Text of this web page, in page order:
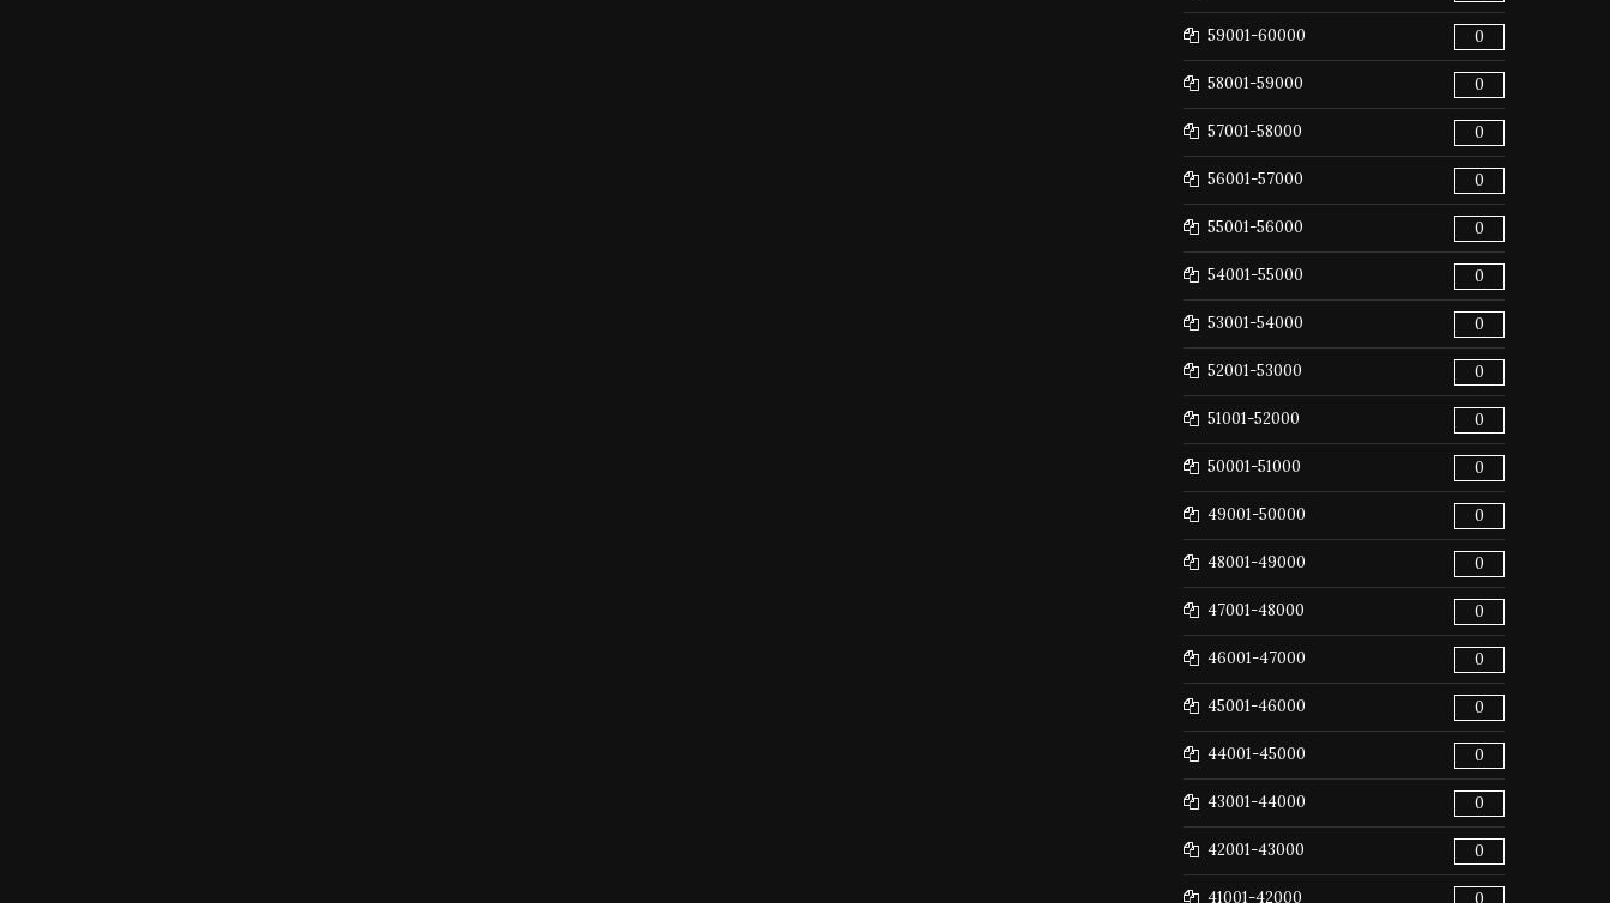
59001-60000 0
58001-59000 0
57001-58000 0
56001-57000 0
55001-56000 0
54001-55000 0
53001-54000 0
52001-53000 0
51001-52000 0
50001-51000 0
49001-50000 0
48001-49000 0
47001-48000 0
46001-47000 0
45001-46000 0
44001-45000 0
43001-44000 0
42001-43000 0
41001-42000 0